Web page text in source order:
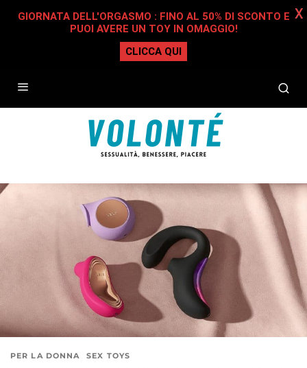
PER LA DONNA SEX TOYS
GIORNATA DELL'ORGASMO : FINO AL 50% DI SCONTO E
PUOI AVERE UN TOY IN OMAGGIO!
CLICCA QUI
X